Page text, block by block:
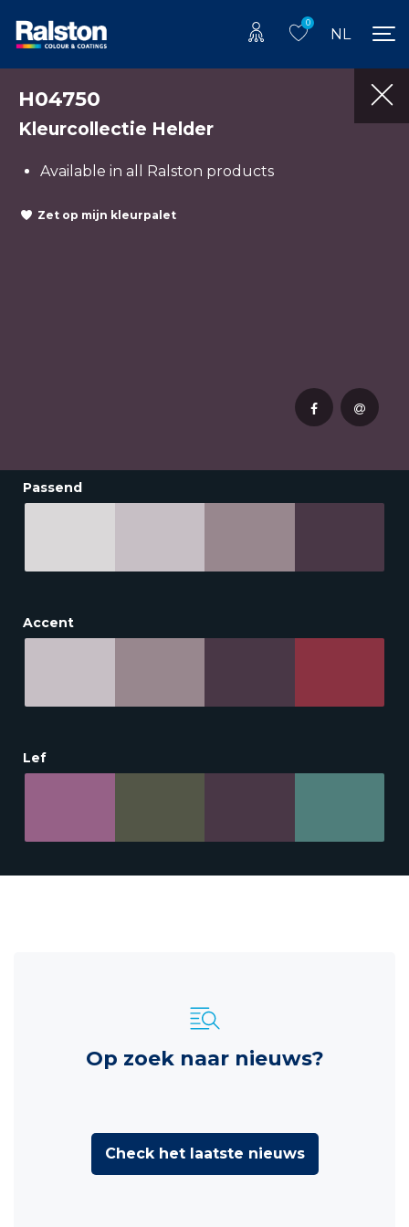
0
NL
H04750
Kleurcollectie Helder
Available in all Ralston products
Zet op mijn kleurpalet
Passend
Accent
Lef
Op zoek naar nieuws?
Check het laatste nieuws